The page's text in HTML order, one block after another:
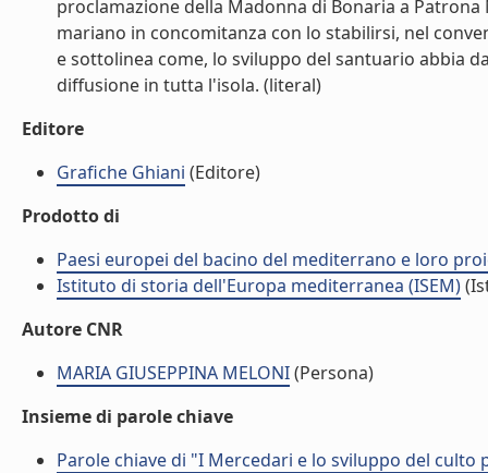
proclamazione della Madonna di Bonaria a
mariano in concomitanza con lo stabilirsi, nel
e sottolinea come, lo sviluppo del santuario abbia
diffusione in tutta l'isola. (literal)
Editore
Grafiche Ghiani (Editore)
Prodotto di
Paesi europei del bacino del mediterrano e loro
Istituto di storia dell'Europa mediterranea (ISEM)
Autore CNR
MARIA GIUSEPPINA MELONI(Persona)
Insieme di parole chiave
Parole chiave di "I Mercedari e lo sviluppo del